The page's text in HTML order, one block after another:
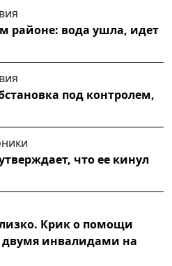
районе: вода ушла, идет
под контролем,
что ее кинул
Крик о помощи
двумя инвалидами на